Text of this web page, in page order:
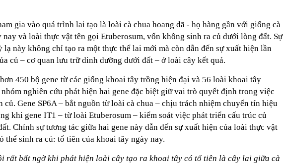
gia vào quá trình lai tạo là loài cà chua hoang dã - họ hàng gần với giống cà
nay và loài thực vật tên gọi Etuberosum, vốn không sinh ra củ dưới lòng đất. Sự
lạ này không chỉ tạo ra một thực thể lai mới mà còn dẫn đến sự xuất hiện lần
củ – cơ quan lưu trữ dinh dưỡng dưới đất – ở loài cây kết quả.
450 bộ gene từ các giống khoai tây trồng hiện đại và 56 loài khoai tây
nhóm nghiên cứu phát hiện hai gene đặc biệt giữ vai trò quyết định trong việc
củ. Gene SP6A – bắt nguồn từ loài cà chua – chịu trách nhiệm chuyển tín hiệu
khi gene IT1 – từ loài Etuberosum – kiểm soát việc phát triển cấu trúc củ
Chính sự tương tác giữa hai gene này dẫn đến sự xuất hiện của loài thực vật
thể sinh ra củ: tổ tiên của khoai tây ngày nay.
rất bất ngờ khi phát hiện loài cây tạo ra khoai tây có tổ tiên là cây lai giữa cà